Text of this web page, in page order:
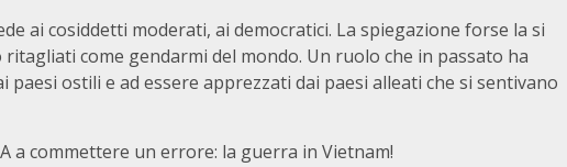
ai cosiddetti moderati, ai democratici. La spiegazione forse la si
come gendarmi del mondo. Un ruolo che in passato ha
ostili e ad essere apprezzati dai paesi alleati che si sentivano
a commettere un errore: la guerra in Vietnam!